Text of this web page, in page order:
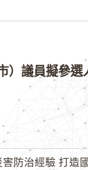
防治經驗 打造